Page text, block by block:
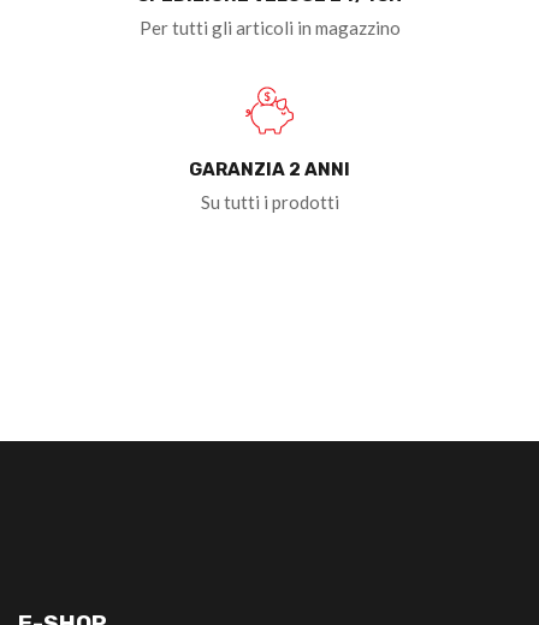
Per tutti gli articoli in magazzino
GARANZIA 2 ANNI
Su tutti i prodotti